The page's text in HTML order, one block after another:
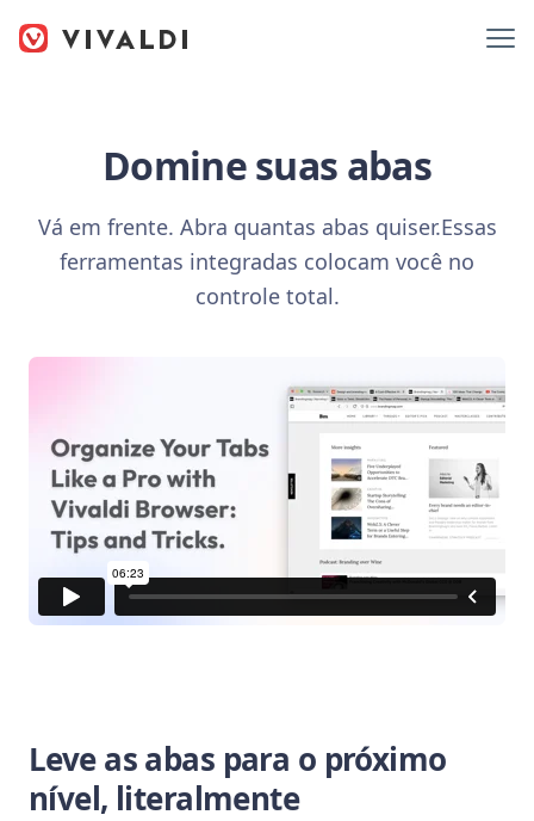
Domine suas abas
Vá em frente. Abra quantas abas quiser.Essas
ferramentas integradas colocam você no
controle total.
Leve as abas para o próximo
nível, literalmente